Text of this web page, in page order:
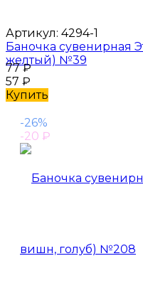
Артикул: 4294-1
Баночка сувенирная
желтый) №39
77₽
57 ₽
Купить
-26%
-20 ₽